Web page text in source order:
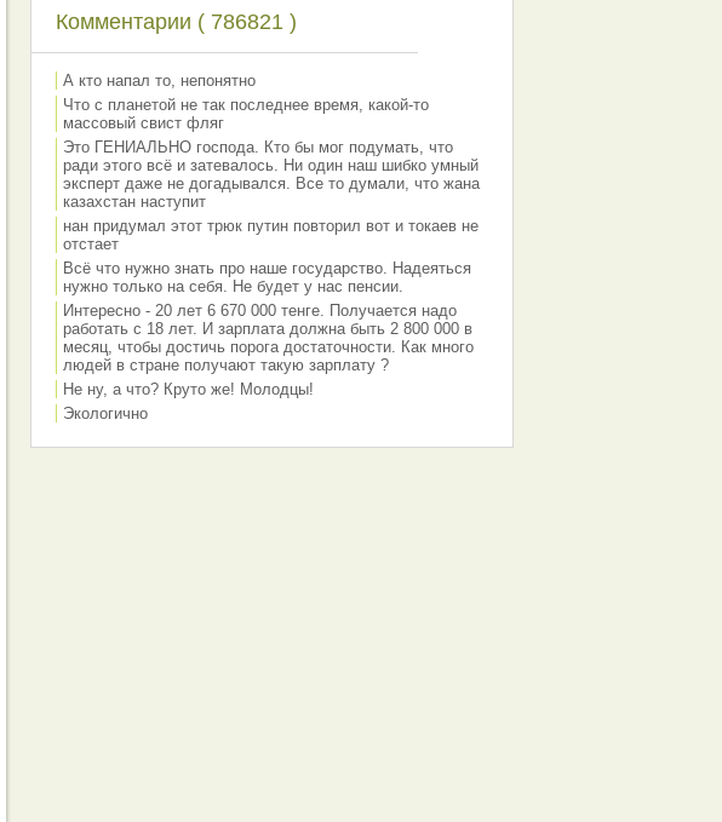
Комментарии ( 786821 )
А кто напал то, непонятно
Что с планетой не так последнее время, какой-то
массовый свист фляг
Это ГЕНИАЛЬНО господа. Кто бы мог подумать, что
ради этого всё и затевалось. Ни один наш шибко умный
эксперт даже не догадывался. Все то думали, что жана
казахстан наступит
нан придумал этот трюк путин повторил вот и токаев не
отстает
Всё что нужно знать про наше государство. Надеяться
нужно только на себя. Не будет у нас пенсии.
Интересно - 20 лет 6 670 000 тенге. Получается надо
работать с 18 лет. И зарплата должна быть 2 800 000 в
месяц, чтобы достичь порога достаточности. Как много
людей в стране получают такую зарплату ?
Не ну, а что? Круто же! Молодцы!
Экологично